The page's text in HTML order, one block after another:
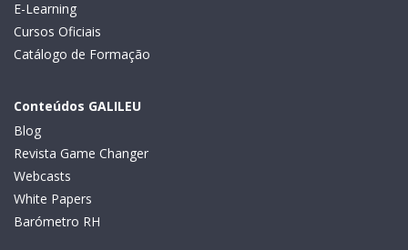
E-Learning
Cursos Oficiais
Catálogo de Formação
Conteúdos GALILEU
Blog
Revista Game Changer
Webcasts
White Papers
Barómetro RH